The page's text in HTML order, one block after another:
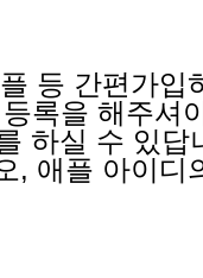
등 간편가입
록을 해주셔
하실 수 있답
, 애플 아이